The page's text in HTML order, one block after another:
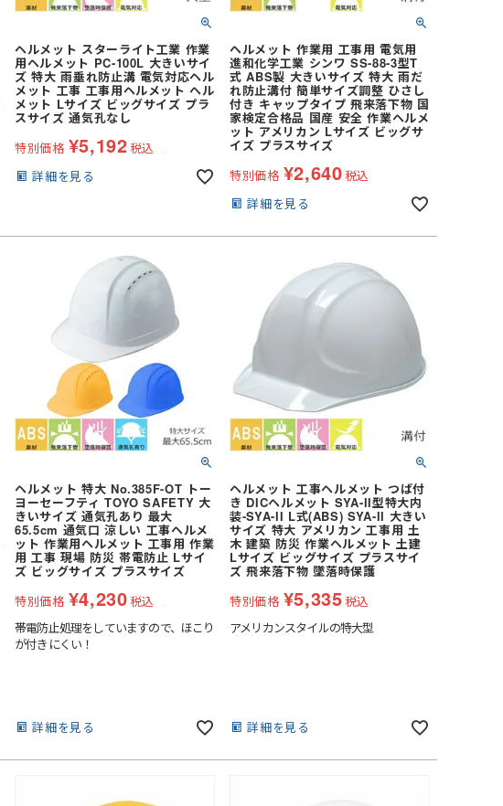
ヘルメット スターライト工業 作業
用ヘルメット PC-100L 大きいサイ
ズ 特大 雨垂れ防止溝 電気対応ヘル
メット 工事 工事用ヘルメット ヘル
メット Lサイズ ビッグサイズ プラ
スサイズ 通気孔なし
特別価格 ¥5,192税込
詳細を見る
ヘルメット 作業用 工事用 電気用
進和化学工業 シンワ SS-88-3型T
式 ABS製 大きいサイズ 特大 雨だ
れ防止溝付 簡単サイズ調整 ひさし
付き キャップタイプ 飛来落下物 国
家検定合格品 国産 安全 作業ヘルメ
ット アメリカン Lサイズ ビッグサ
イズ プラスサイズ
特別価格 ¥2,640税込
詳細を見る
ヘルメット 特大 No.385F-OT トー
ヨーセーフティ TOYO SAFETY 大
きいサイズ 通気孔あり 最大
65.5cm 通気口 涼しい 工事ヘルメ
ット 作業用ヘルメット 工事用 作業
用 工事 現場 防災 帯電防止 Lサイ
ズ ビッグサイズ プラスサイズ
特別価格 ¥4,230税込
帯電防止処理をしていますので、ほこり
が付きにくい！
詳細を見る
ヘルメット 工事ヘルメット つば付
き DICヘルメット SYA-II型特大内
装-SYA-II L式(ABS) SYA-II 大きい
サイズ 特大 アメリカン 工事用 土
木 建築 防災 作業ヘルメット 土建
Lサイズ ビッグサイズ プラスサイ
ズ 飛来落下物 墜落時保護
特別価格 ¥5,335税込
アメリカンスタイルの特大型
詳細を見る